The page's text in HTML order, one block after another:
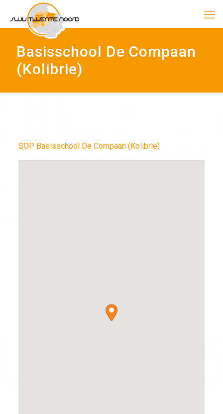
Basisschool De Compaan
(Kolibrie)
SOP Basisschool De Compaan (Kolibrie)